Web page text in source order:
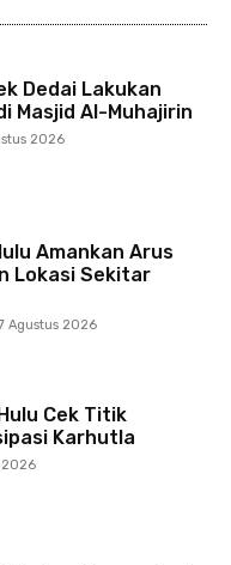
Dedai Lakukan
Masjid Al-Muhajirin
2026
Amankan Arus
Lokasi Sekitar
Agustus 2026
Cek Titik
Karhutla
2026